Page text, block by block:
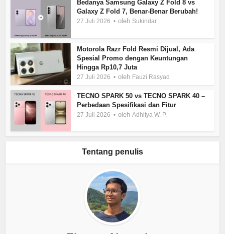
Bedanya Samsung Galaxy Z Fold 8 vs
Galaxy Z Fold 7, Benar-Benar Berubah!
27 Juli 2026 oleh Sukindar
Motorola Razr Fold Resmi Dijual, Ada
Spesial Promo dengan Keuntungan
Hingga Rp10,7 Juta
27 Juli 2026 oleh Fauzi Rasyad
TECNO SPARK 50 vs TECNO SPARK 40 –
Perbedaan Spesifikasi dan Fitur
27 Juli 2026 olehAdhitya W. P.
Tentang penulis